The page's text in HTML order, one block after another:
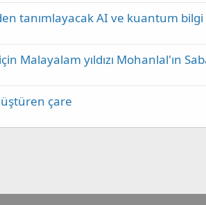
tanımlayacak AI ve kuantum bilgi
Malayalam yıldızı Mohanlal'ın
çare